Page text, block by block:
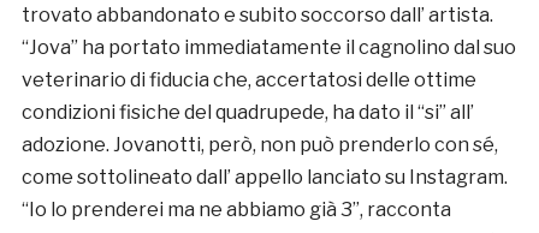
trovato abbandonato e subito soccorso dall’ artista.
“Jova” ha portato immediatamente il cagnolino dal suo
veterinario di fiducia che, accertatosi delle ottime
condizioni fisiche del quadrupede, ha dato il “si” all’
adozione. Jovanotti, però, non può prenderlo con sé,
come sottolineato dall’ appello lanciato su Instagram.
“Io lo prenderei ma ne abbiamo già 3”, racconta